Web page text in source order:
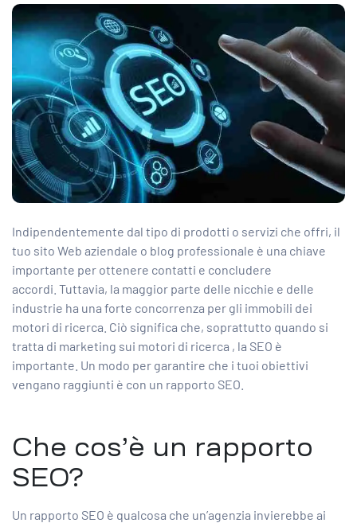
Indipendentemente dal tipo di prodotti o servizi che offri, il
tuo sito Web aziendale o blog professionale è una chiave
importante per ottenere contatti e concludere
accordi. Tuttavia, la maggior parte delle nicchie e delle
industrie ha una forte concorrenza per gli immobili dei
motori di ricerca. Ciò significa che, soprattutto quando si
tratta di marketing sui motori di ricerca , la SEO è
importante. Un modo per garantire che i tuoi obiettivi
vengano raggiunti è con un rapporto SEO.
Che cos’è un rapporto
SEO?
Un rapporto SEO è qualcosa che un’agenzia invierebbe ai